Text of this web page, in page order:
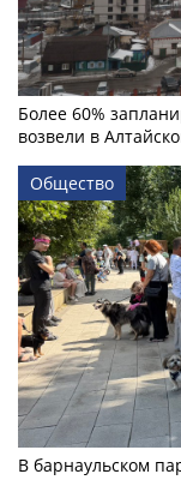
Более 60%
возвели в
Общество
В барнаульском